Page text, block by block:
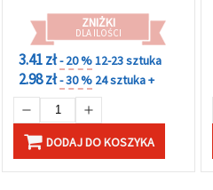
ZNIŻKI
DLA ILOŚCI
3.41 zł- 20 %12-23 sztuka
2.98 zł- 30 % 24 sztuka +
DODAJ DO KOSZYKA